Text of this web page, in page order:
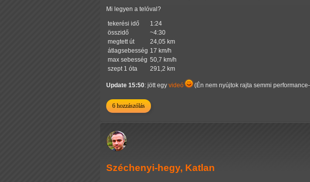
Mi legyen a telóval?
tekerési idő
1:24
összidő
~4:30
megtett út
24,05 km
átlagsebesség 17 km/h
max sebesség 50,7 km/h
szept 1 óta
291,2 km
Update 15:50: jött egy videó (Én nem nyújtok rajta semmi
6 hozzászólás
Széchenyi-hegy, Katlan